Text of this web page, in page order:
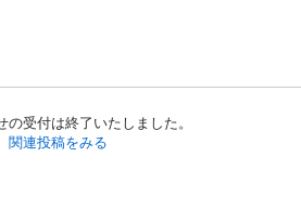
の受付は終了いたしました。
関連投稿をみる